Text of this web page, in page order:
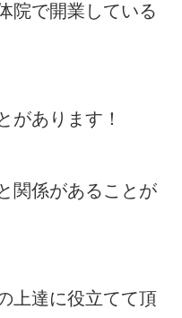
院で開業している
があります！
関係があることが
上達に役立てて頂